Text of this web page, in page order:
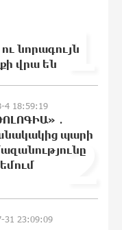
առաջիկա
է
աճը». «Փաստ»
9:42:48 6-08-2026
արտահանման
համախումբը.
9:38:03 6-08-2026
ու
1
նորագույն
վրա են
2
4 18:59:19
․
պարի
31 23:09:09